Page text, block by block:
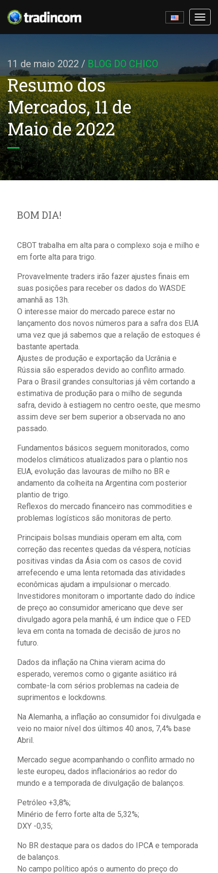
11 de maio 2022 / BLOG DO CHICO
Resumo dos
Mercados, 11 de
Maio de 2022
BOM DIA!
CBOT trabalha em alta para o complexo soja e milho e
em forte alta para trigo.
Provavelmente traders irão fazer ajustes finais em
suas posições para receber os dados do WASDE
amanhã as 13h.
O interesse maior do mercado parece estar no
lançamento dos novos números para a safra dos EUA
uma vez que já sabemos que a relação de estoques é
bastante apertada.
Ajustes de produção e exportação da Ucrânia e
Rússia são esperados devido ao conflito armado.
Para o Brasil grandes consultorias já vêm cortando a
estimativa de produção para o milho de segunda
safra, devido à estiagem no centro oeste, que mesmo
assim deve ser bem superior a observada no ano
passado.
Fundamentos básicos seguem monitorados, como
modelos climáticos atualizados para o plantio nos
EUA, evolução das lavouras de milho no BR e
andamento da colheita na Argentina com posterior
plantio de trigo.
Reflexos do mercado financeiro nas commodities e
problemas logísticos são monitoras de perto.
Principais bolsas mundiais operam em alta, com
correção das recentes quedas da véspera, notícias
positivas vindas da Ásia com os casos de covid
arrefecendo e uma lenta retomada das atividades
econômicas ajudam a impulsionar o mercado.
Investidores monitoram o importante dado do índice
de preço ao consumidor americano que deve ser
divulgado agora pela manhã, é um índice que o FED
leva em conta na tomada de decisão de juros no
futuro.
Dados da inflação na China vieram acima do
esperado, veremos como o gigante asiático irá
combate-la com sérios problemas na cadeia de
suprimentos e lockdowns.
Na Alemanha, a inflação ao consumidor foi divulgada e
veio no maior nível dos últimos 40 anos, 7,4% base
Abril.
Mercado segue acompanhando o conflito armado no
leste europeu, dados inflacionários ao redor do
mundo e a temporada de divulgação de balanços.
Petróleo +3,8%;
Minério de ferro forte alta de 5,32%;
DXY -0,35;
No BR destaque para os dados do IPCA e temporada
de balanços.
No campo político após o aumento do preço do